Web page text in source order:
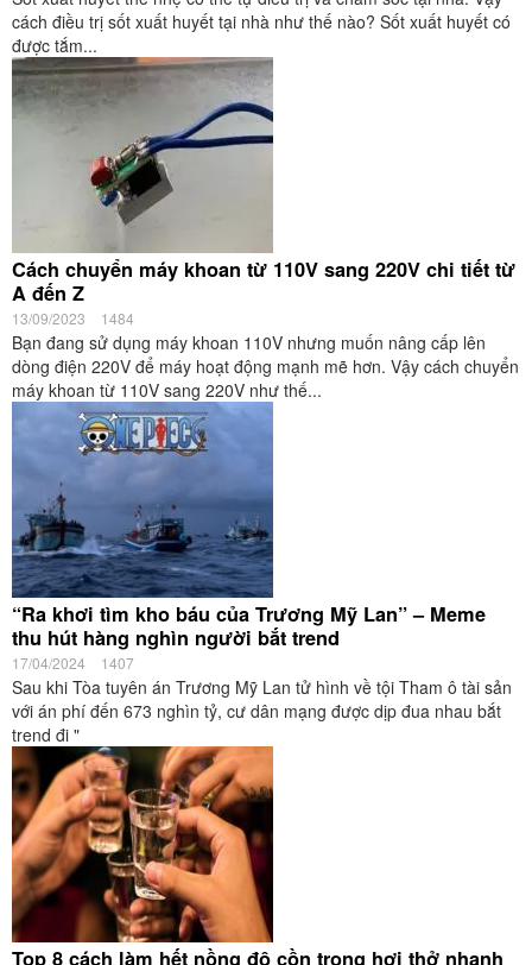
cách điều trị sốt xuất huyết tại nhà như thế nào? Sốt xuất huyết có
được tắm...
Cách chuyển máy khoan từ 110V sang 220V chi tiết từ
A đến Z
13/09/2023 1484
Bạn đang sử dụng máy khoan 110V nhưng muốn nâng cấp lên
dòng điện 220V để máy hoạt động mạnh mẽ hơn. Vậy cách chuyển
máy khoan từ 110V sang 220V như thế...
“Ra khơi tìm kho báu của Trương Mỹ Lan” – Meme
thu hút hàng nghìn người bắt trend
17/04/2024 1407
Sau khi Tòa tuyên án Trương Mỹ Lan tử hình về tội Tham ô tài sản
với án phí đến 673 nghìn tỷ, cư dân mạng được dịp đua nhau bắt
trend đi "
Top 8 cách làm hết nồng độ cồn trong hơi thở nhanh